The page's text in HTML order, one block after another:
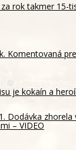
rok takmer 15-
Komentovaná
je kokaín a
Dodávka
– VIDEO